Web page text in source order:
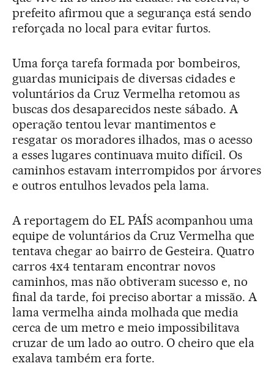
prefeito afirmou que a segurança está sendo
reforçada no local para evitar furtos.
Uma força tarefa formada por bombeiros,
guardas municipais de diversas cidades e
voluntários da Cruz Vermelha retomou as
buscas dos desaparecidos neste sábado. A
operação tentou levar mantimentos e
resgatar os moradores ilhados, mas o acesso
a esses lugares continuava muito difícil. Os
caminhos estavam interrompidos por árvores
e outros entulhos levados pela lama.
A reportagem do EL PAÍS acompanhou uma
equipe de voluntários da Cruz Vermelha que
tentava chegar ao bairro de Gesteira. Quatro
carros 4x4 tentaram encontrar novos
caminhos, mas não obtiveram sucesso e, no
final da tarde, foi preciso abortar a missão. A
lama vermelha ainda molhada que media
cerca de um metro e meio impossibilitava
cruzar de um lado ao outro. O cheiro que ela
exalava também era forte.